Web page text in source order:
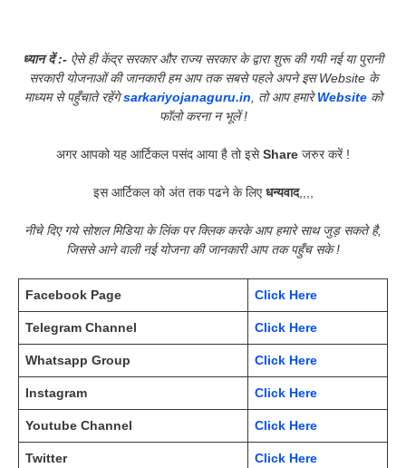
ध्यान दें :- ऐसे ही केंद्र सरकार और राज्य सरकार के द्वारा शुरू की गयी नई या पुरानी
सरकारी योजनाओं की जानकारी हम आप तक सबसे पहले अपने इस Website के
माध्यम से पहुँचाते रहेंगेsarkariyojanaguru.in , तो आप हमारेWebsiteको
फॉलो करना न भूलें !
अगर आपको यह आर्टिकल पसंद आया है तो इसेShare जरुर करें !
इस आर्टिकल को अंत तक पढने के लिएधन्यवाद,,,,
नीचे दिए गये सोशल मिडिया के लिंक पर क्लिक करके आप हमारे साथ जुड़ सकते है,
जिससे आने वाली नई योजना की जानकारी आप तक पहुँच सके !
Facebook Page Click Here
Telegram Channel Click Here
Whatsapp Group Click Here
Instagram Click Here
Youtube Channel Click Here
Twitter Click Here